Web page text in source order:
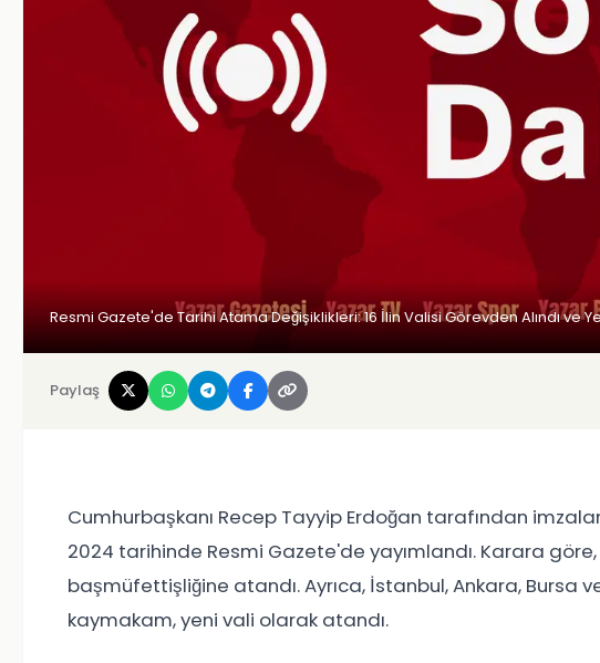
Resmi Gazete'de Tarihi Atama Değişiklikleri: 16 İlin Valisi Görevden Alındı ve
Paylaş
Cumhurbaşkanı Recep Tayyip Erdoğan tarafından
2024 tarihinde Resmi Gazete'de yayımlandı. Karara
başmüfettişliğine atandı. Ayrıca, İstanbul, Ankara, Bursa
kaymakam, yeni vali olarak atandı.